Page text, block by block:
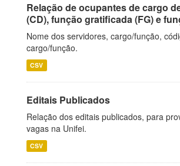
Relação de ocupantes de cargo
(CD), função gratificada (FG) e
Nome dos servidores, cargo/função,
cargo/função.
CSV
Editais Publicados
Relação dos editais publicados, para
vagas na Unifei.
CSV